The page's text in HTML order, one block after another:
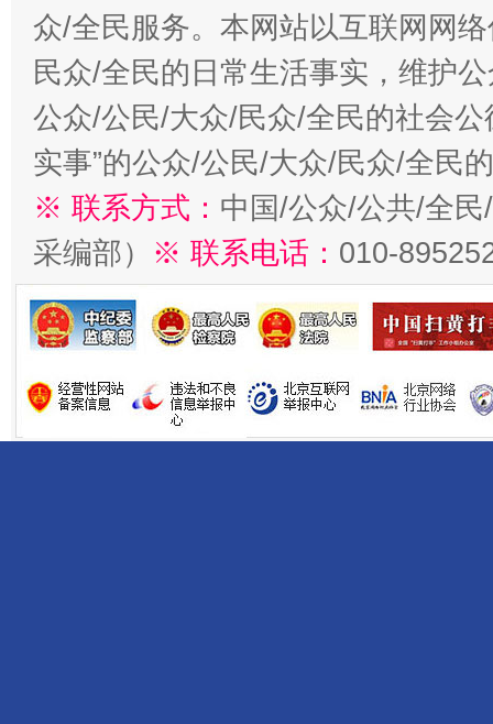
众/全民服务。本网站以互联网网
民众/全民的日常生活事实，维护
公众/公民/大众/民众/全民的社会公
实事”的公众/公民/大众/民众/全民
※ 联系方式： 中国/公众/公共/全
采编部） ※ 联系电话： 010-